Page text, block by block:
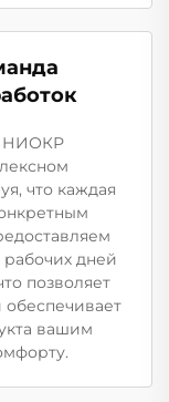
НИОКР
что каждая
дней
позволяет
вашим